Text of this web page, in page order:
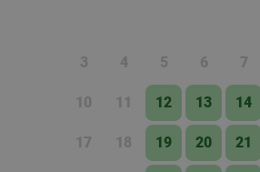
3 4 5 6 7
10 11 12 13 14
17 18 19 20 21